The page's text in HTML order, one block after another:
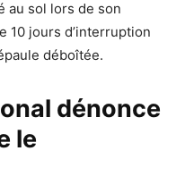
au sol lors de son
10 jours d’interruption
déboîtée.
dénonce
le